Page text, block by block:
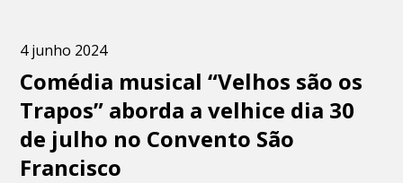
4 junho 2024
Comédia musical “Velhos são os
Trapos” aborda a velhice dia 30
de julho no Convento São
Francisco